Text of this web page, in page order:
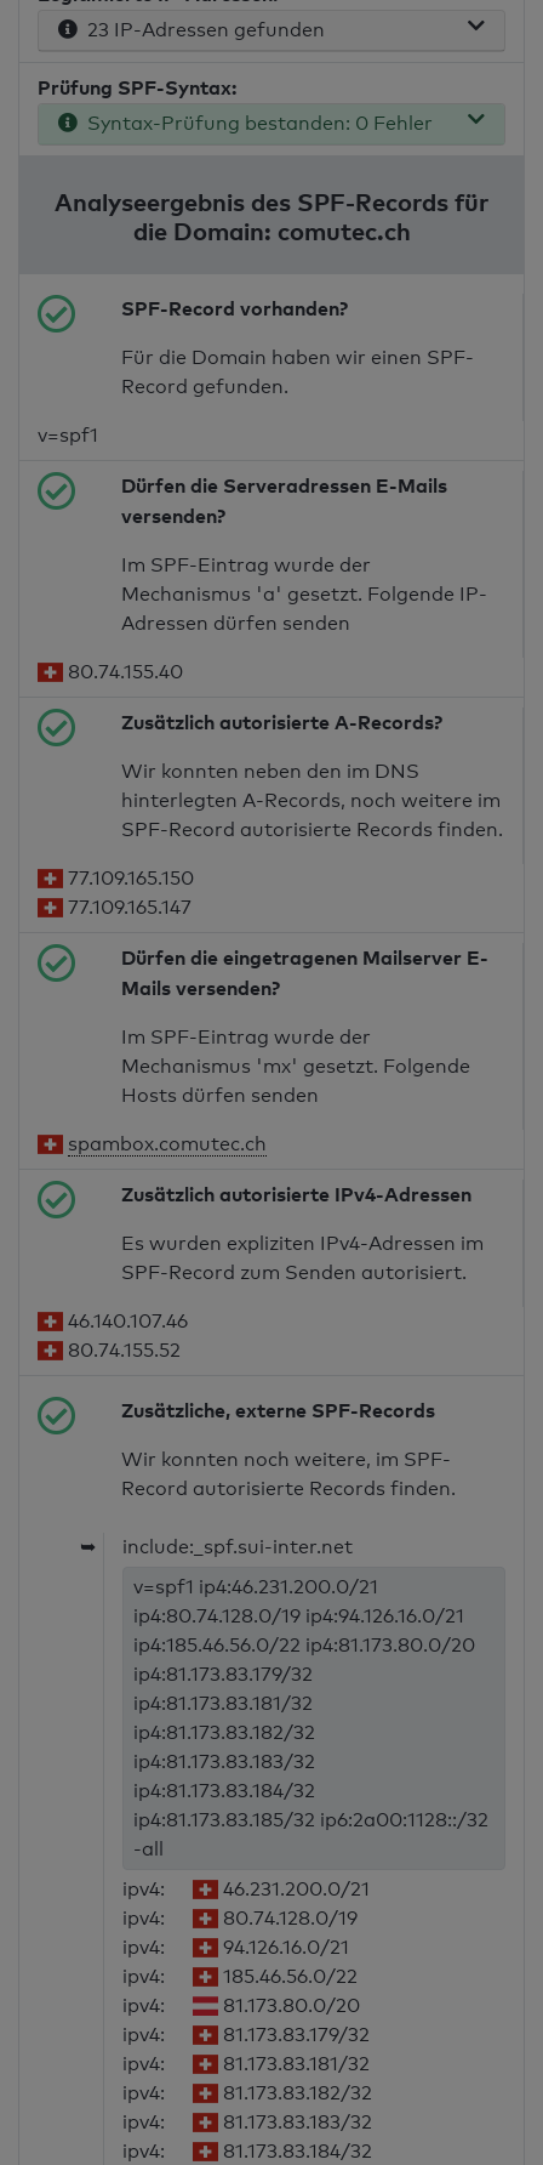
23 IP-Adressen gefunden
Prüfung SPF-Syntax:
Syntax-Prüfung bestanden: 0 Fehler
Analyseergebnis des SPF-Records für
die Domain: comutec.ch
SPF-Record vorhanden?
Für die Domain haben wir einen SPF-
Record gefunden.
v=spf1
Dürfen die Serveradressen E-Mails
versenden?
Im SPF-Eintrag wurde der
Mechanismus 'a' gesetzt. Folgende IP-
Adressen dürfen senden
80.74.155.40
Zusätzlich autorisierte A-Records?
Wir konnten neben den im DNS
hinterlegten A-Records, noch weitere im
SPF-Record autorisierte Records finden.
77.109.165.150
77.109.165.147
Dürfen die eingetragenen Mailserver E-
Mails versenden?
Im SPF-Eintrag wurde der
Mechanismus 'mx' gesetzt. Folgende
Hosts dürfen senden
spambox.comutec.ch
Zusätzlich autorisierte IPv4-Adressen
Es wurden expliziten IPv4-Adressen im
SPF-Record zum Senden autorisiert.
46.140.107.46
80.74.155.52
Zusätzliche, externe SPF-Records
Wir konnten noch weitere, im SPF-
Record autorisierte Records finden.
➥
include:_spf.sui-inter.net
v=spf1 ip4:46.231.200.0/21
ip4:80.74.128.0/19 ip4:94.126.16.0/21
ip4:185.46.56.0/22 ip4:81.173.80.0/20
ip4:81.173.83.179/32
ip4:81.173.83.181/32
ip4:81.173.83.182/32
ip4:81.173.83.183/32
ip4:81.173.83.184/32
ip4:81.173.83.185/32 ip6:2a00:1128::/32
-all
ipv4:
46.231.200.0/21
ipv4:
80.74.128.0/19
ipv4:
94.126.16.0/21
ipv4:
185.46.56.0/22
ipv4:
81.173.80.0/20
ipv4:
81.173.83.179/32
ipv4:
81.173.83.181/32
ipv4:
81.173.83.182/32
ipv4:
81.173.83.183/32
ipv4:
81.173.83.184/32